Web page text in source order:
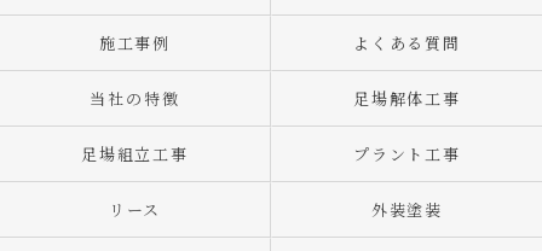
施工事例 よくある質問
当社の特徴 足場解体工事
足場組立工事 プラント工事
リース 外装塗装